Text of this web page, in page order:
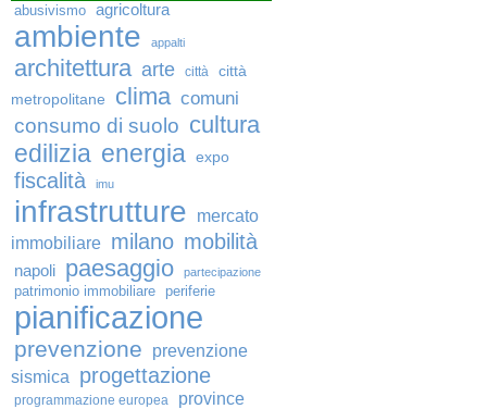
abusivismo agricoltura
ambiente appalti
architettura arte città
città
metropolitane
clima comuni
consumo di suolo cultura
edilizia energia expo
fiscalità imu
infrastrutture
mercato
immobiliare milano mobilità
napoli paesaggio partecipazione
patrimonio immobiliare periferie
pianificazione
prevenzione
prevenzione
sismica
progettazione
programmazione europea province